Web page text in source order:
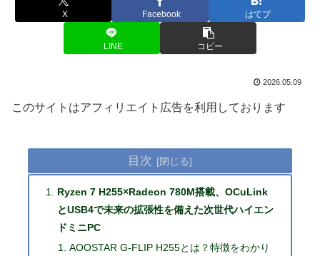
X Facebook はてブ
LINE コピー
2026.05.09
このサイトはアフィリエイト広告を利用しております
目次
Ryzen 7 H255×Radeon 780M搭載、OCuLink
とUSB4で未来の拡張性を備えた次世代ハイエン
ドミニPC
AOOSTAR G-FLIP H255とは？特徴をわかり